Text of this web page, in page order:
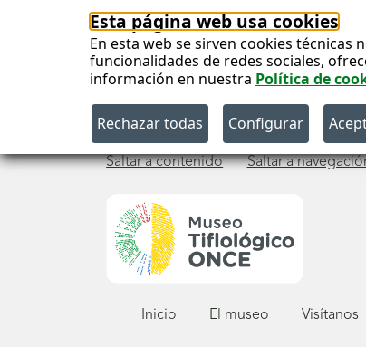
Esta página web usa cookies
En esta web se sirven cookies
funcionalidades de redes sociales,
información en nuestra Política de
Saltar a contenido Saltar a
Inicio El museo Visítanos